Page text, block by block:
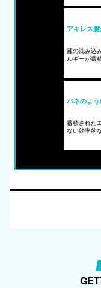
アキレス
踵の沈み込
ルギーが蓄
バネのよ
蓄積された
ない効率的